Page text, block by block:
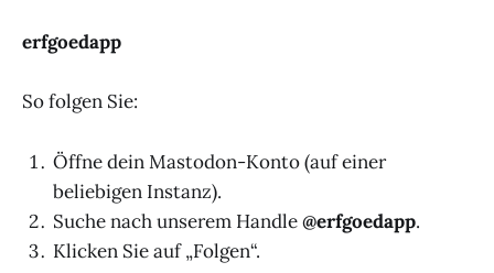
erfgoedapp
So folgen Sie:
Öffne dein Mastodon-Konto (auf einer
beliebigen Instanz).
Suche nach unserem Handle@erfgoedapp.
Klicken Sie auf „Folgen“.